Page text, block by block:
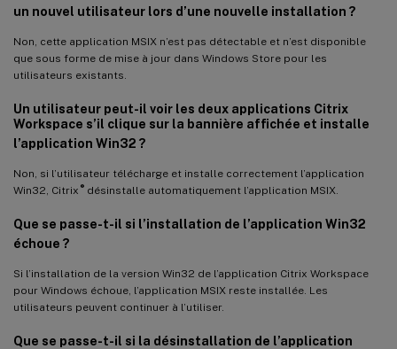
un nouvel utilisateur lors d’une nouvelle installation ?
Non, cette application MSIX n’est pas détectable et n’est disponible
que sous forme de mise à jour dans Windows Store pour les
utilisateurs existants.
Un utilisateur peut-il voir les deux applications Citrix
Workspace s’il clique sur la bannière affichée et installe
l’application Win32 ?
Non, si l’utilisateur télécharge et installe correctement l’application
Win32, Citrix ®désinstalle automatiquement l’application MSIX.
Que se passe-t-il si l’installation de l’application Win32
échoue ?
Si l’installation de la version Win32 de l’application Citrix Workspace
pour Windows échoue, l’application MSIX reste installée. Les
utilisateurs peuvent continuer à l’utiliser.
Que se passe-t-il si la désinstallation de l’application